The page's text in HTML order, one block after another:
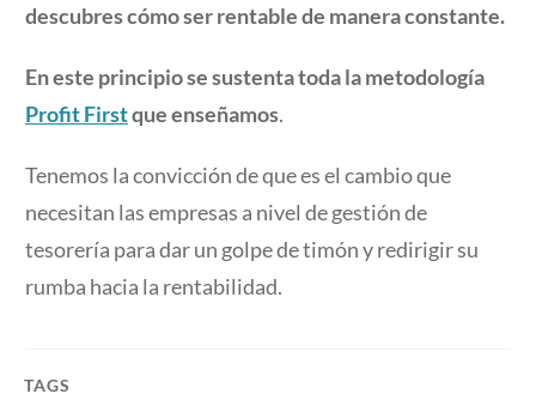
descubres cómo ser rentable de manera constante.
En este principio se sustenta toda la metodología
Profit Firstque enseñamos.
Tenemos la convicción de que es el cambio que
necesitan las empresas a nivel de gestión de
tesorería para dar un golpe de timón y redirigir su
rumba hacia la rentabilidad.
TAGS